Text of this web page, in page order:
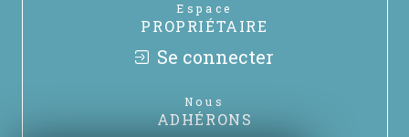
Espace
PROPRIÉTAIRE
Se connecter
Nous
ADHÉRONS